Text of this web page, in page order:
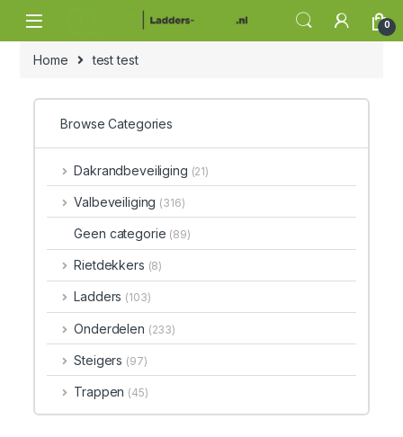
0
Home test test
Browse Categories
Dakrandbeveiliging (21)
Valbeveiliging (316)
Geen categorie (89)
Rietdekkers (8)
Ladders (103)
Onderdelen (233)
Steigers (97)
Trappen (45)